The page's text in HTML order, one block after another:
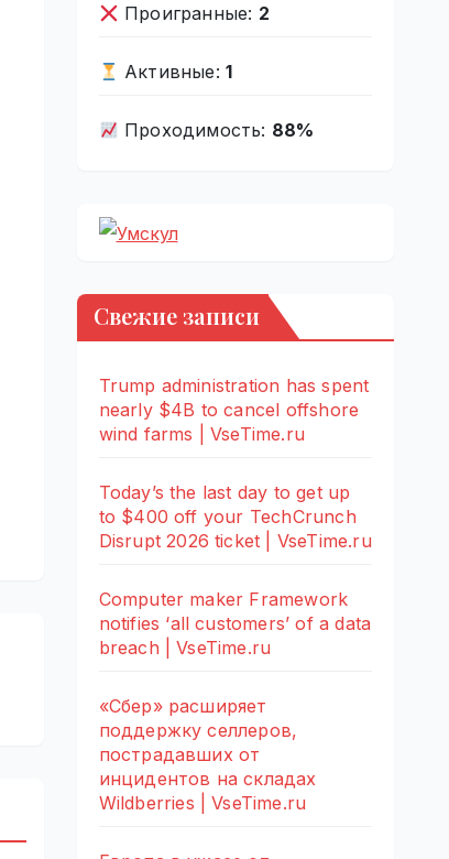
Проигранные: 2
Активные: 1
Проходимость: 88%
Свежие записи
Trump administration has spent
nearly $4B to cancel offshore
wind farms | VseTime.ru
Today’s the last day to get up
to $400 off your TechCrunch
Disrupt 2026 ticket | VseTime.ru
Computer maker Framework
notifies ‘all customers’ of a data
breach | VseTime.ru
«Сбер» расширяет
поддержку селлеров,
пострадавших от
инцидентов на складах
Wildberries | VseTime.ru